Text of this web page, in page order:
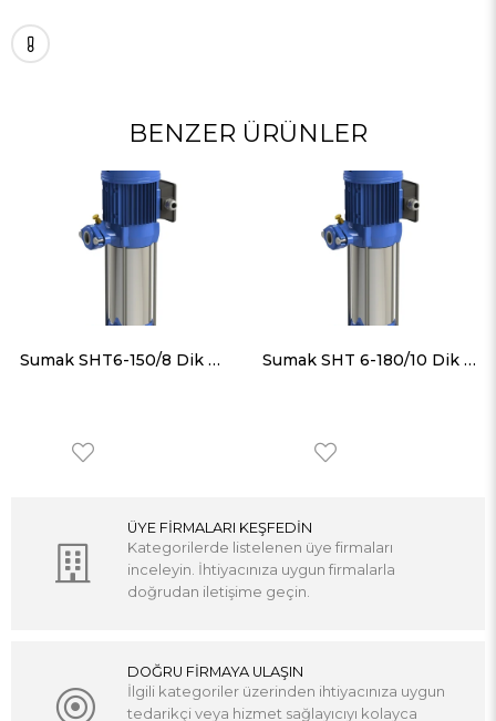
BENZER ÜRÜNLER
Sumak SHT6-150/8 Dik Milli Paslanmaz Gövdeli Kademeli Pompa Sumak SHT 6-180/10 Dik Milli Paslanmaz Gövdeli Kademeli Pompa
ÜYE FİRMALARI KEŞFEDİN
Kategorilerde listelenen üye firmaları
inceleyin. İhtiyacınıza uygun firmalarla
doğrudan iletişime geçin.
DOĞRU FİRMAYA ULAŞIN
İlgili kategoriler üzerinden ihtiyacınıza uygun
tedarikçi veya hizmet sağlayıcıyı kolayca